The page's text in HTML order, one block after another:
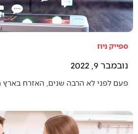
ספייק ניוז
נובמבר 9, 2022
פעם לפני לא הרבה שנים, האזרח בארץ